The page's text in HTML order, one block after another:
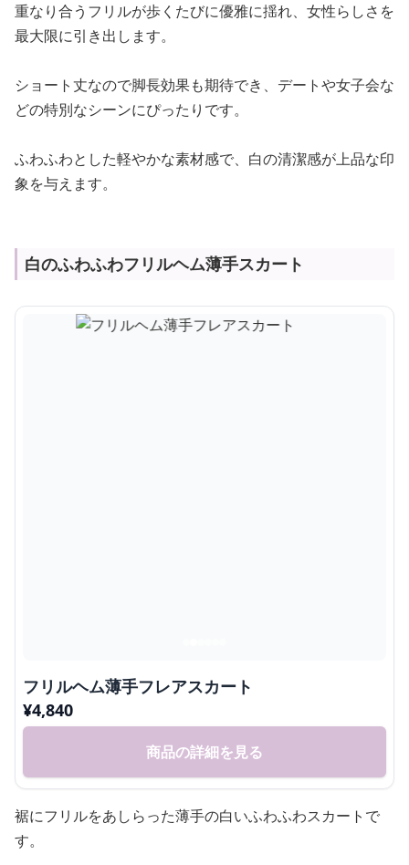
重なり合うフリルが歩くたびに優雅に揺れ、女性らしさを
最大限に引き出します。
ショート丈なので脚長効果も期待でき、デートや女子会な
どの特別なシーンにぴったりです。
ふわふわとした軽やかな素材感で、白の清潔感が上品な印
象を与えます。
白のふわふわフリルヘム薄手スカート
フリルヘム薄手フレアスカート
¥4,840
商品の詳細を見る
裾にフリルをあしらった薄手の白いふわふわスカートで
す。